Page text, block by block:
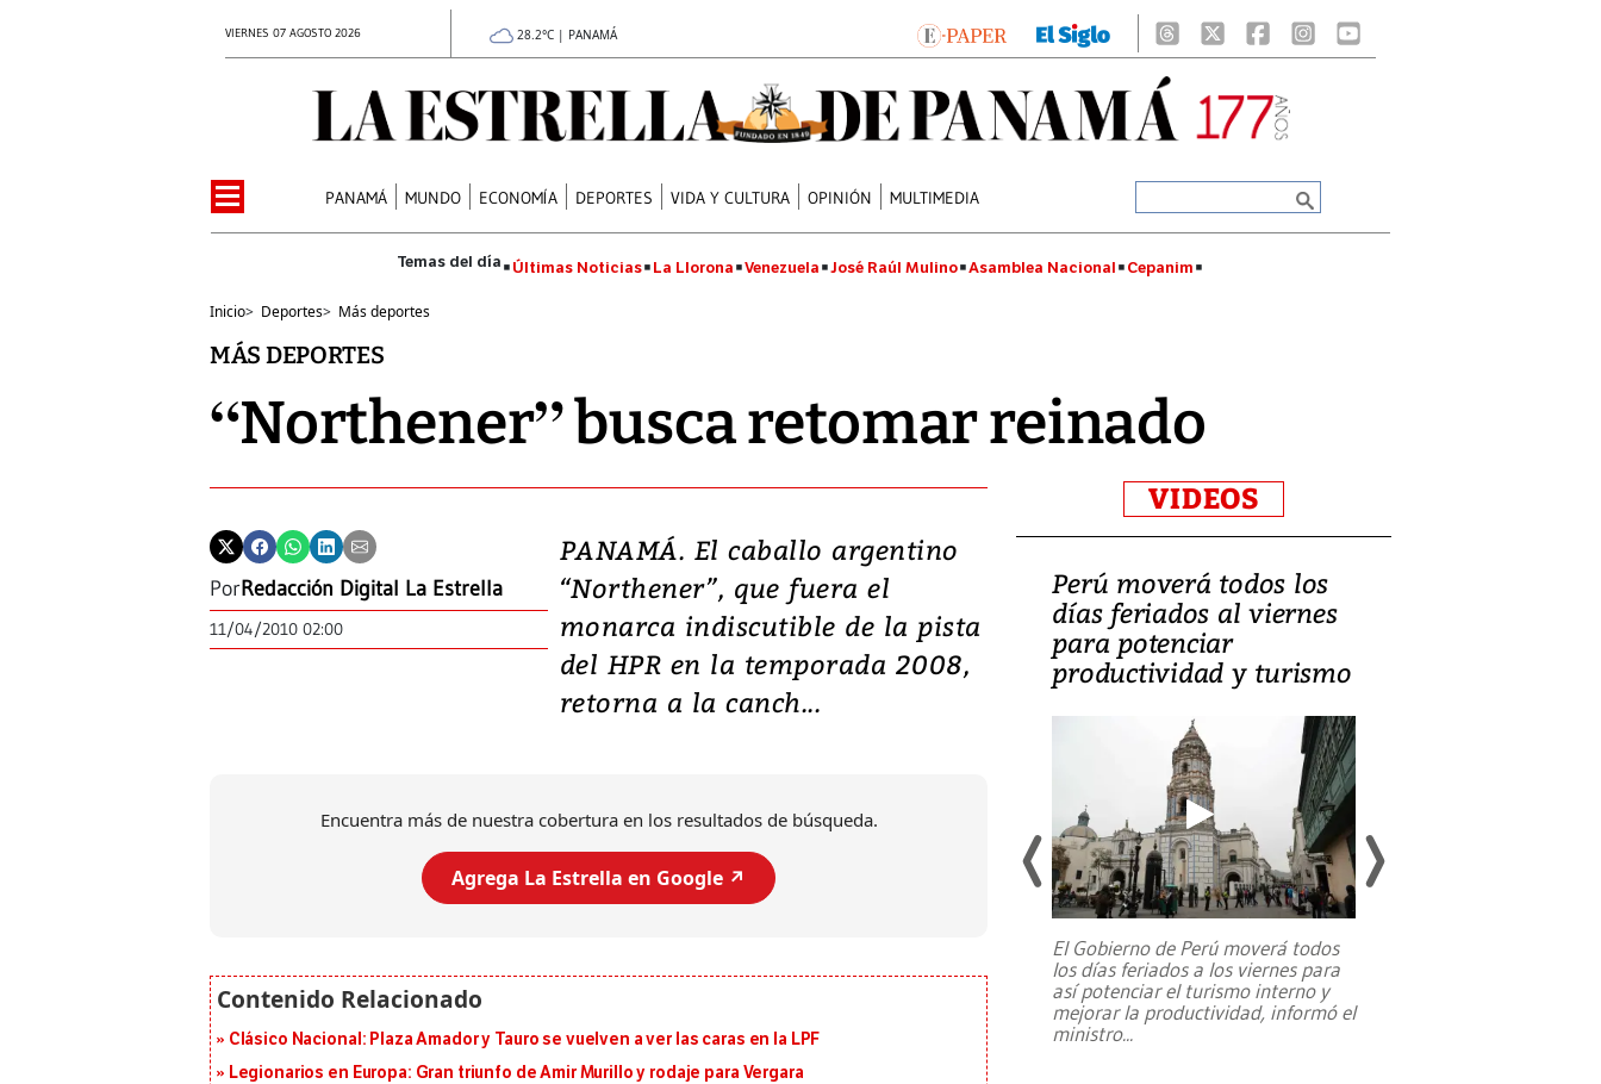
VIERNES 07 AGOSTO 2026 28.2°C | PANAMÁ
PANAMÁ MUNDO ECONOMÍA DEPORTES VIDA Y CULTURA OPINIÓN MULTIMEDIA
Últimas Noticias La Llorona Venezuela José Raúl Mulino Asamblea Nacional Cepanim
Inicio> Deportes> Más deportes
MÁS DEPORTES
“Northener” busca retomar reinado
PorRedacción Digital La Estrella
11/04/2010 02:00
PANAMÁ. El caballo argentino
“Northener”, que fuera el
monarca indiscutible de la pista
del HPR en la temporada 2008,
retorna a la canch...
Encuentra más de nuestra cobertura en los resultados de búsqueda.
Agrega La Estrella en Google ↗️
Clásico Nacional: Plaza Amador y Tauro se vuelven a ver las caras en la LPF
Legionarios en Europa: Gran triunfo de Amir Murillo y rodaje para Vergara
VIDEOS
Video: Lula lanza su
candidatura con
promesas de inversión
en defensa, educación y
tierras raras
Entre recuerdos y escuetas
da Silva, oficializó este domingo su
candidatura...
Perú moverá todos los
días feriados al viernes
para potenciar
productividad y turismo
El Gobierno de Perú moverá todos
los días feriados a los viernes para
así potenciar el turismo interno y
mejorar la productividad, informó el
ministro...